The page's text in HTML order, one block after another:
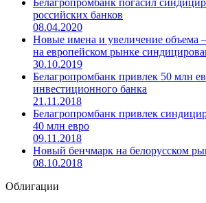
Другие новости компании
Белагропромбанк погасил
российских банков
08.04.2020
Новые имена и увеличение объема –
на европейском рынке
30.10.2019
Белагропромбанк привлек 50 млн
инвестиционного банка
21.11.2018
Белагропромбанк привлек
09.11.2018